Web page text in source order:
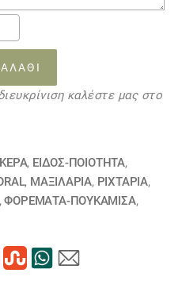
καλέστε μας στο
, ΕΙΔΟΣ-ΠΟΙΟΤΗΤΑ,
, ΜΑΞΙΛΆΡΙΑ, ΡΙΧΤΆΡΙΑ,
ΦΟΡΕΜΑΤΑ-ΠΟΥΚΑΜΙΣΑ,